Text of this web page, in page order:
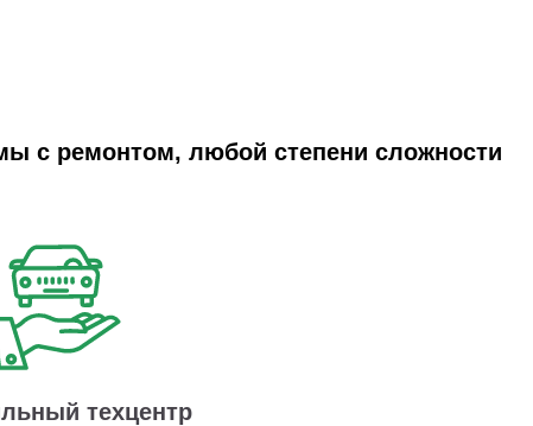
с ремонтом, любой степени сложности
техцентр